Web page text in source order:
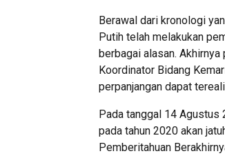
Berawal dari kronologi
Putih telah melakukan
berbagai alasan.
Koordinator Bidang
perpanjangan dapat
Pada tanggal 14 Agustus
pada tahun 2020 akan
Pemberitahuan